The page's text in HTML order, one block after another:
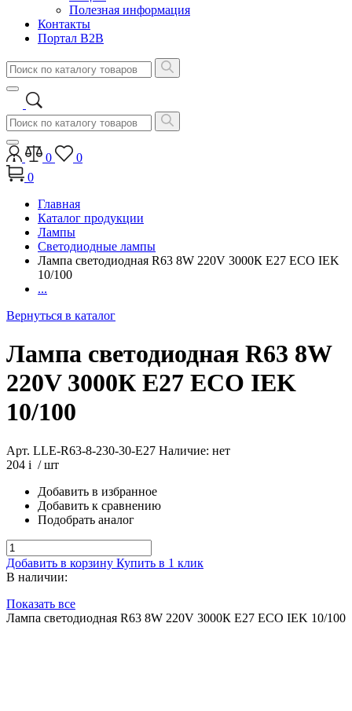
Полезная информация
Контакты
Портал B2B
0
0
0
Главная
Каталог продукции
Лампы
Светодиодные лампы
Лампа светодиодная R63 8W 220V 3000К E27 ECO IEK
10/100
...
Вернуться в каталог
Лампа светодиодная R63 8W
220V 3000К E27 ECO IEK
10/100
Арт. LLE-R63-8-230-30-E27 Наличие: нет
204 i / шт
Добавить в избранное
Добавить к сравнению
Подобрать аналог
Добавить в корзину Купить в 1 клик
В наличии:
Показать все
Лампа светодиодная R63 8W 220V 3000К E27 ECO IEK 10/100